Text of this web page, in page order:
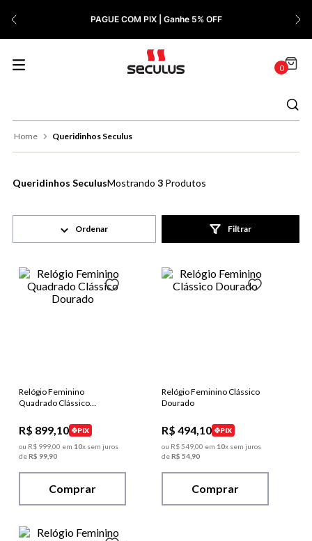
PAGUE COM PIX | Ganhe 5% OFF
0
Queridinhos Seculus
Queridinhos Seculus 3 Produtos
Filtrar
Relógio Feminino
Quadrado Clássico
R$ 899,10
PIX
ou R$ 99900 em 10x sem juros
deR$ 99 90
Comprar
Relógio Feminino Clássico
Dourado
R$ 494,10
PIX
ou R$ 54900 em 10x sem juros
deR$ 54 90
Comprar
9º